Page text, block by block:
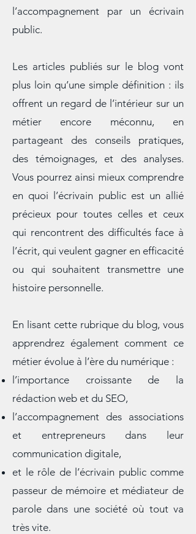
professionnel peut tirer de
l’accompagnement par un écrivain
Les articles publiés sur le blog vont
plus loin qu’une simple définition : ils
offrent un regard de l’intérieur sur un
métier encore méconnu, en
partageant des conseils pratiques,
des témoignages, et des analyses.
Vous pourrez ainsi mieux comprendre
en quoi l’écrivain public est un allié
précieux pour toutes celles et ceux
qui rencontrent des difficultés face à
l’écrit, qui veulent gagner en efficacité
ou qui souhaitent transmettre une
En lisant cette rubrique du blog, vous
apprendrez également comment ce
métier évolue à l’ère du numérique :
l’importance croissante de la
rédaction web et du SEO,
l’accompagnement des associations
et entrepreneurs dans leur
communication digitale,
et le rôle de l’écrivain public comme
passeur de mémoire et médiateur de